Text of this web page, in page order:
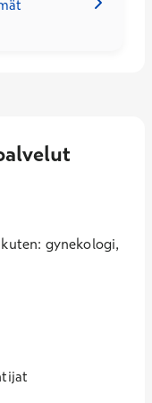
gynekologi,